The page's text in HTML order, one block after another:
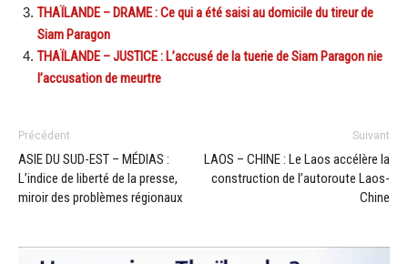
THAÏLANDE – DRAME : Ce qui a été saisi au domicile du tireur de
Siam Paragon
THAÏLANDE – JUSTICE : L’accusé de la tuerie de Siam Paragon nie
l’accusation de meurtre
Précédent
ASIE DU SUD-EST – MÉDIAS :
L’indice de liberté de la presse,
miroir des problèmes régionaux
Suivant
LAOS – CHINE : Le Laos accélère la
construction de l’autoroute Laos-
Chine